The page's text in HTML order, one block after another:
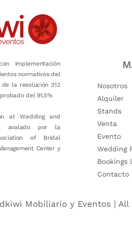
implementación
normativos del
la resolución 312
del 91,5%
at Wedding and
avalado por la
of Bridal
Center y
Nosotros
Alquiler
Stands
Venta
Evento
Wedding
Bookings
Contacto
Mobiliario y Eventos | All